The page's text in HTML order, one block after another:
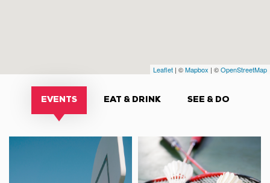
Leaflet | ©Mapbox | ©OpenStreetMap
EVENTS EAT & DRINK SEE & DO
Tournoi
badminton